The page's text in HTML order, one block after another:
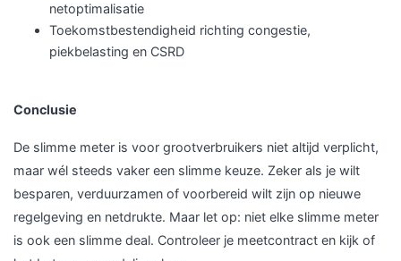
netoptimalisatie
Toekomstbestendigheid richting congestie,
piekbelasting en CSRD
Conclusie
De slimme meter is voor grootverbruikers niet altijd verplicht,
maar wél steeds vaker een slimme keuze. Zeker als je wilt
besparen, verduurzamen of voorbereid wilt zijn op nieuwe
regelgeving en netdrukte. Maar let op: niet elke slimme meter
is ook een slimme deal. Controleer je meetcontract en kijk of